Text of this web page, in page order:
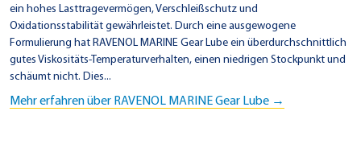
ein hohes Lasttragevermögen, Verschleißschutz und
Oxidationsstabilität gewährleistet. Durch eine ausgewogene
Formulierung hat RAVENOL MARINE Gear Lube ein überdurchschnittlich
gutes Viskositäts-Temperaturverhalten, einen niedrigen Stockpunkt und
schäumt nicht. Dies...
Mehr erfahren über RAVENOL MARINE Gear Lube →